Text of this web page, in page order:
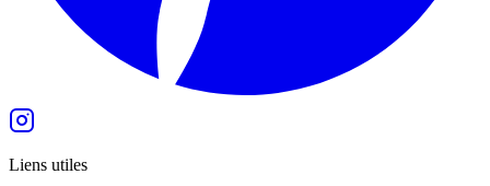
Liens utiles